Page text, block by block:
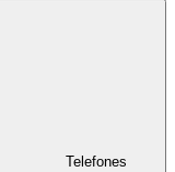
Telefones